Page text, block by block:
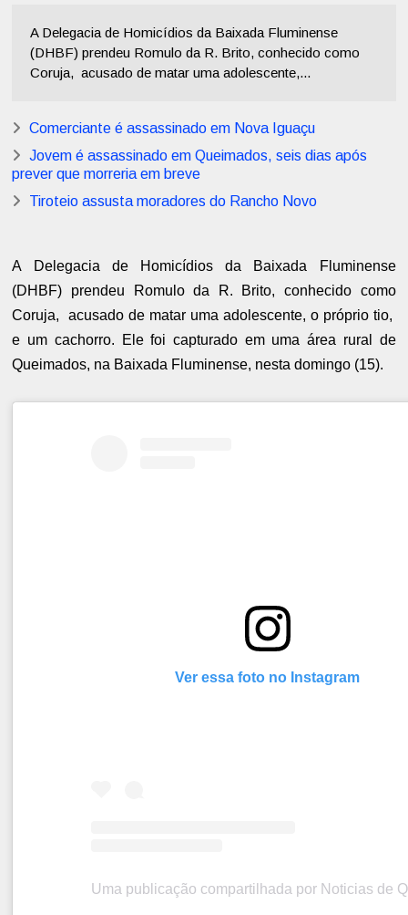
A Delegacia de Homicídios da Baixada Fluminense
(DHBF) prendeu Romulo da R. Brito, conhecido como
Coruja, acusado de matar uma adolescente,...
Comerciante é assassinado em Nova Iguaçu
Jovem é assassinado em Queimados, seis dias após
prever que morreria em breve
Tiroteio assusta moradores do Rancho Novo
A Delegacia de Homicídios da Baixada Fluminense
(DHBF) prendeu Romulo da R. Brito, conhecido como
Coruja, acusado de matar uma adolescente, o próprio tio,
e um cachorro. Ele foi capturado em uma área rural de
Queimados, na Baixada Fluminense, nesta domingo (15).
Ver essa foto no Instagram